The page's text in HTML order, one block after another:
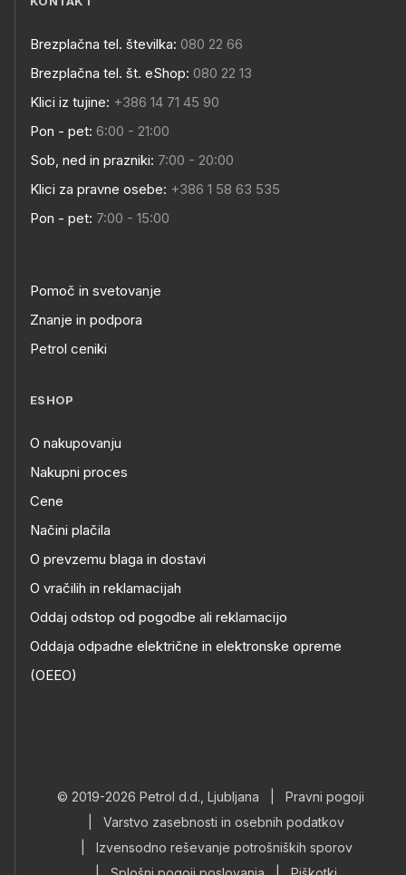
Brezplačna tel. številka: 080 22 66
Brezplačna tel. št. eShop: 080 22 13
Klici iz tujine: +386 14 71 45 90
Pon - pet: 6:00 - 21:00
Sob, ned in prazniki: 7:00 - 20:00
Klici za pravne osebe: +386 1 58 63 535
Pon - pet: 7:00 - 15:00
Pomoč in svetovanje
Znanje in podpora
Petrol ceniki
ESHOP
O nakupovanju
Nakupni proces
Cene
Načini plačila
O prevzemu blaga in dostavi
O vračilih in reklamacijah
Oddaj odstop od pogodbe ali reklamacijo
Oddaja odpadne električne in elektronske opreme
(OEEO)
© 2019-2026 Petrol d.d., Ljubljana
Pravni pogoji
Varstvo zasebnosti in osebnih podatkov
Izvensodno reševanje potrošniških sporov